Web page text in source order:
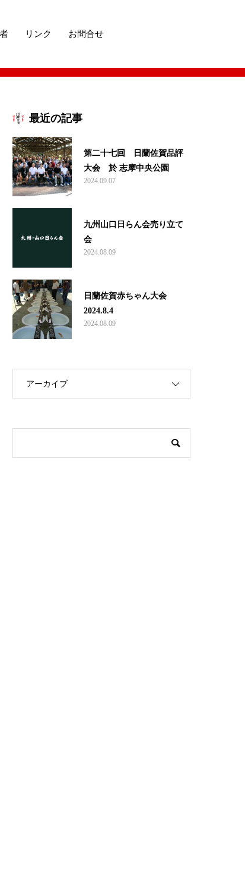
リンク お問合せ
最近の記事
第二十七回 日蘭佐賀品評
大会 於 志摩中央公園
2024.09.07
九州山口日らん会売り立て
会
2024.08.09
日蘭佐賀赤ちゃん大会
2024.8.4
2024.08.09
アーカイブ